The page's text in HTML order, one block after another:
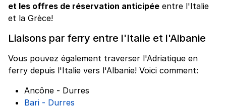
et les offres de réservation anticipée entre l'Italie
et la Grèce!
Liaisons par ferry entre l'Italie et l'Albanie
Vous pouvez également traverser l'Adriatique en
ferry depuis l'Italie vers l'Albanie! Voici comment:
Ancône - Durres
Bari - Durres